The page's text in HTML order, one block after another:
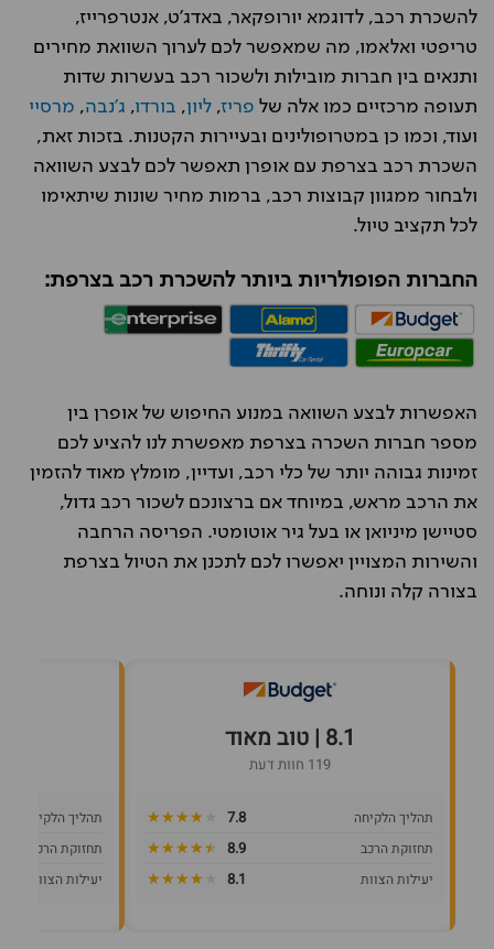
להשכרת רכב, לדוגמא יורופקאר, באדג'ט, אנטרפרייז,
טריפטי ואלאמו, מה שמאפשר לכם לערוך השוואת מחירים
ותנאים בין חברות מובילות ולשכור רכב בעשרות שדות
תעופה מרכזיים כמו אלה של פריז, ליון, בורדו, ג'נבה, מרסיי
ועוד, וכמו כן במטרופולינים ובעיירות הקטנות. בזכות זאת,
השכרת רכב בצרפת עם אופרן תאפשר לכם לבצע השוואה
ולבחור ממגוון קבוצות רכב, ברמות מחיר שונות שיתאימו
לכל תקציב טיול.
החברות הפופולריות ביותר להשכרת רכב בצרפת:
האפשרות לבצע השוואה במנוע החיפוש של אופרן בין
מספר חברות השכרה בצרפת מאפשרת לנו להציע לכם
זמינות גבוהה יותר של כלי רכב, ועדיין, מומלץ מאוד להזמין
את הרכב מראש, במיוחד אם ברצונכם לשכור רכב גדול,
סטיישן מיניואן או בעל גיר אוטומטי. הפריסה הרחבה
והשירות המצויין יאפשרו לכם לתכנן את הטיול בצרפת
בצורה קלה ונוחה.
8.1 | טוב מאוד
119 חוות דעת
תהליך הלקיחה 7.8
★★★★★
★★★★★
תחזוקת הרכב 8.9
★★★★★
★★★★★
יעילות הצוות 8.1
★★★★★
★★★★★
תהליך הלקיחה
תחזוקת הרכב
יעילות הצוות